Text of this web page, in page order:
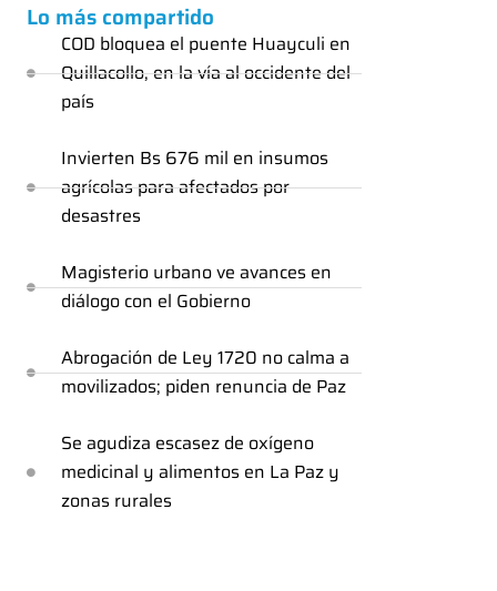
Lo más compartido
COD bloquea el puente Huayculi en
Quillacollo, en la vía al occidente del
país
Invierten Bs 676 mil en insumos
agrícolas para afectados por
desastres
Magisterio urbano ve avances en
diálogo con el Gobierno
Abrogación de Ley 1720 no calma a
movilizados; piden renuncia de Paz
Se agudiza escasez de oxígeno
medicinal y alimentos en La Paz y
zonas rurales